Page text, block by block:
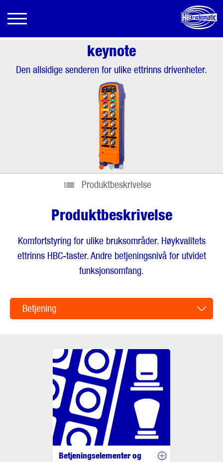
keynote
Den allsidige senderen for ulike ettrinns drivenheter.
•••
Produktbeskrivelse
Produktbeskrivelse
Komfortstyring for ulike bruksområder. Høykvalitets
ettrinns HBC-taster. Andre betjeningsnivå for utvidet
funksjonsomfang.
Betjening
Betjeningselementer og